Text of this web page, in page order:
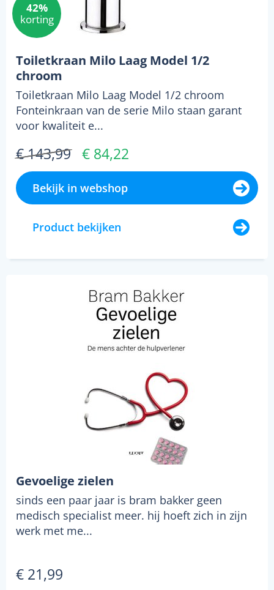
42%
korting
Toiletkraan Milo Laag Model 1/2
chroom
Toiletkraan Milo Laag Model 1/2 chroom
Fonteinkraan van de serie Milo staan garant
voor kwaliteit e...
€ 143,99 € 84,22
Bekijk in webshop
Product bekijken
Gevoelige zielen
sinds een paar jaar is bram bakker geen
medisch specialist meer. hij hoeft zich in zijn
werk met me...
€ 21,99